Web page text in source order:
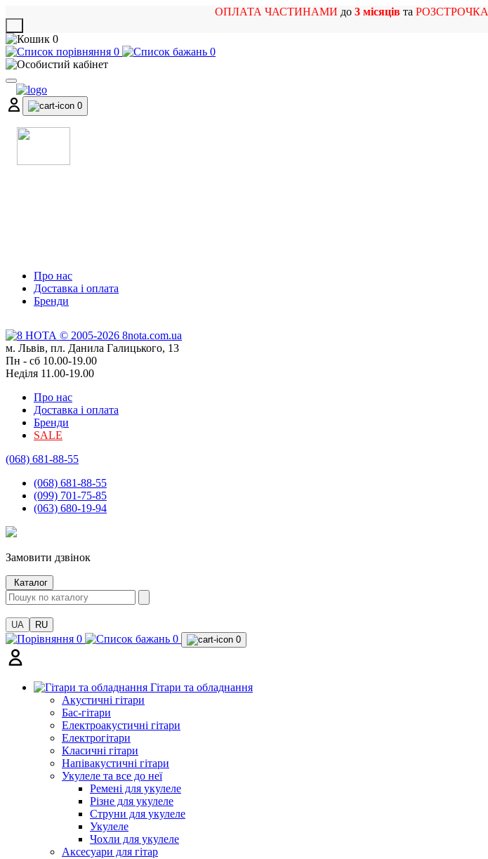
ОПЛАТА ЧАСТИНАМИ до 3 місяцівта РОЗСТРОЧКА
0
0
0
0
Про нас
Доставка і оплата
Бренди
м. Львів, пл. Данила Галицького, 13
Пн - сб 10.00-19.00
Неділя 11.00-19.00
Про нас
Доставка і оплата
Бренди
SALE
(068) 681-88-55
(068) 681-88-55
(099) 701-75-85
(063) 680-19-94
Замовити дзвінок
Каталог
UA RU
0 0 0
Гітари та обладнання
Акустичні гітари
Бас-гітари
Електроакустичні гітари
Електрогітари
Класичні гітари
Напівакустичні гітари
Укулеле та все до неї
Ремені для укулеле
Різне для укулеле
Струни для укулеле
Укулеле
Чохли для укулеле
Аксесуари для гітар